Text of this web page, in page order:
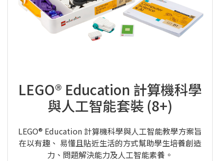
LEGO® Education 計算機科學
與人工智能套裝 (8+)
LEGO® Education 計算機科學與人工智能教學方案旨
在以有趣、 易懂且貼近生活的方式幫助學生培養創造
力、問題解決能力及人工智能素養。